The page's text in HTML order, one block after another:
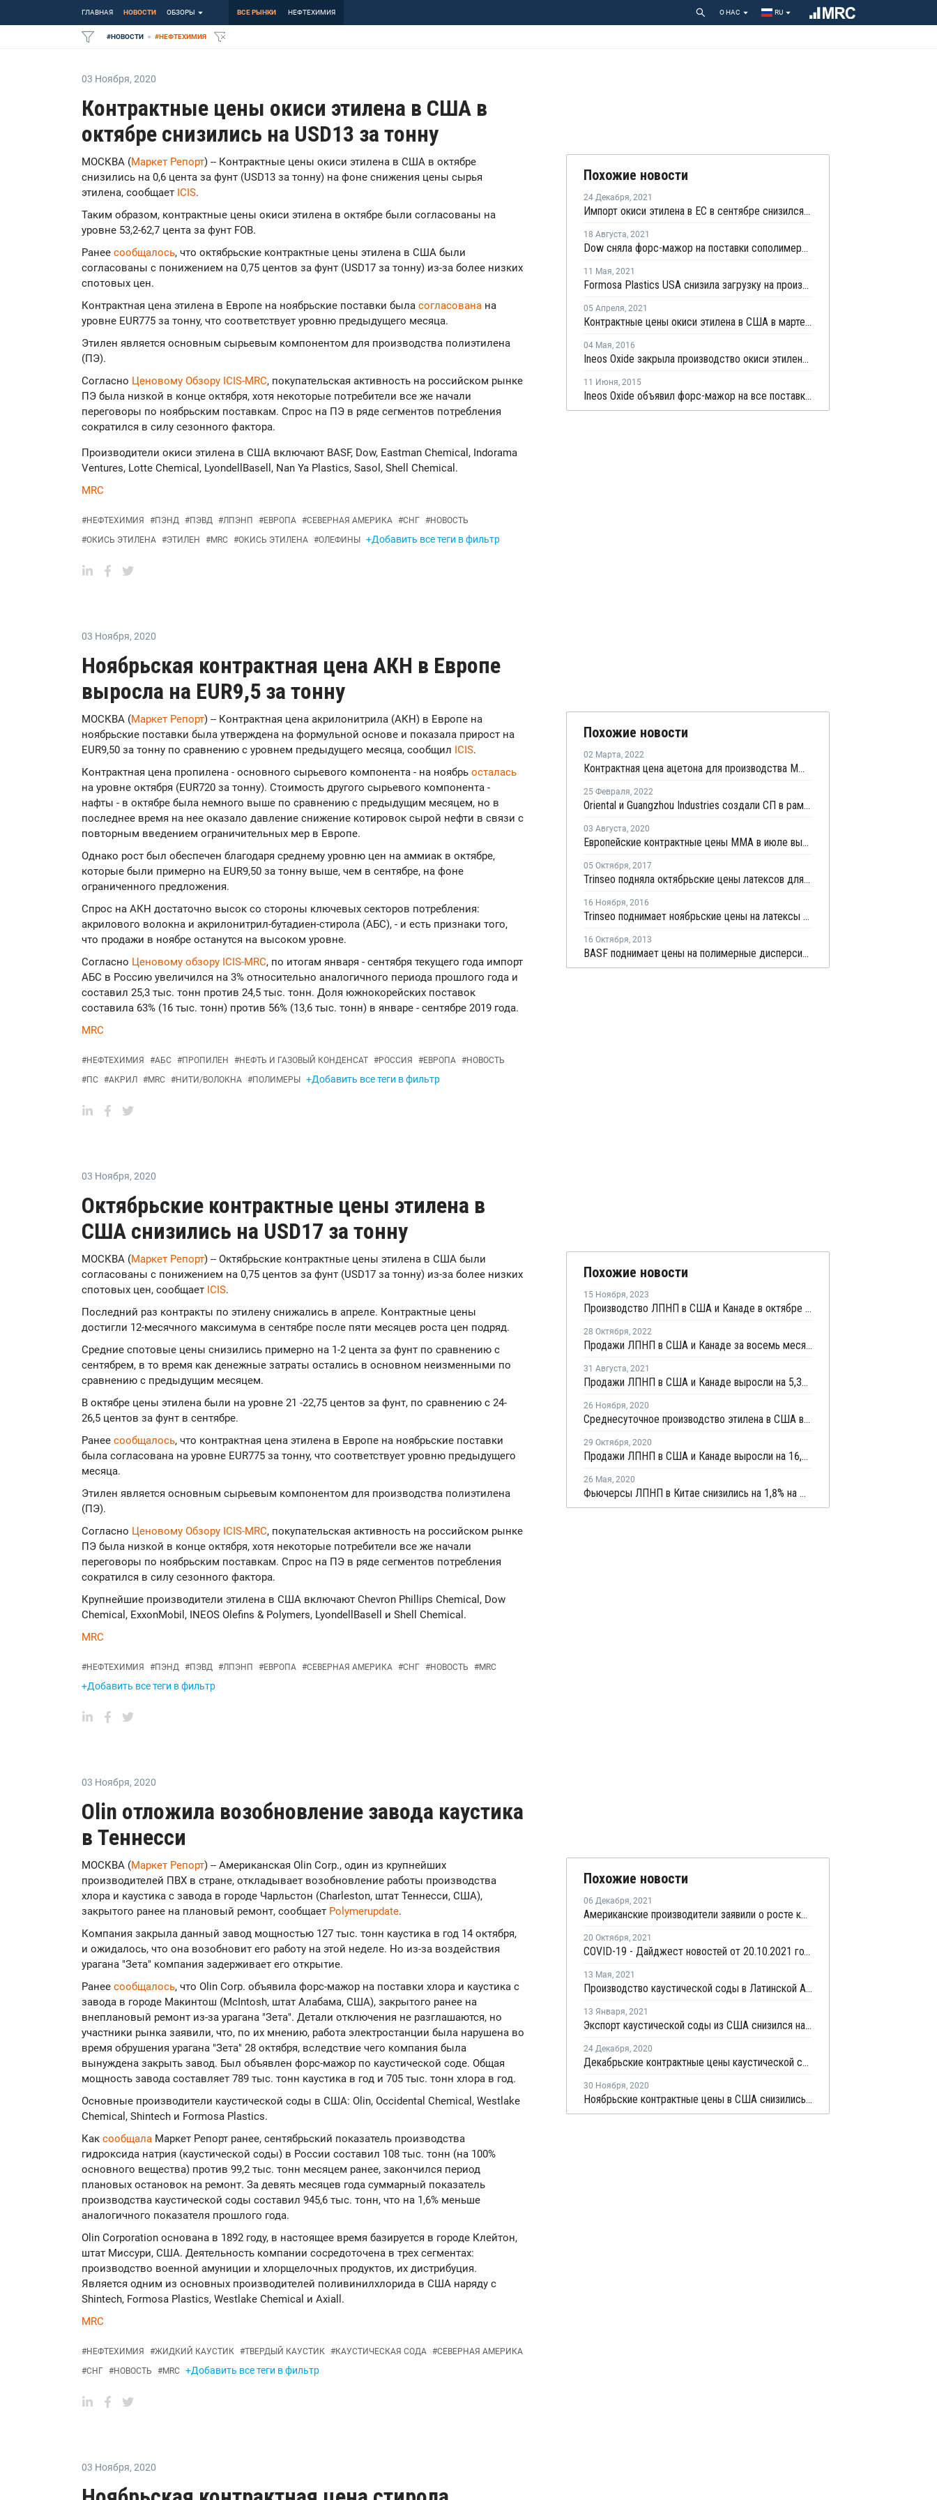
ГЛАВНАЯ НОВОСТИ ОБЗОРЫ ВСЕ РЫНКИ НЕФТЕХИМИЯ О НАС RU
#НОВОСТИ #НЕФТЕХИМИЯ
03 Ноября, 2020
Контрактные цены окиси этилена в США в
октябре снизились на USD13 за тонну
МОСКВА (Маркет Репорт) -- Контрактные цены окиси этилена в США в октябре
снизились на 0,6 цента за фунт (USD13 за тонну) на фоне снижения цены сырья
этилена, сообщает ICIS.
Таким образом, контрактные цены окиси этилена в октябре были согласованы на
уровне 53,2-62,7 цента за фунт FOB.
Ранее сообщалось, что октябрьские контрактные цены этилена в США были
согласованы с понижением на 0,75 центов за фунт (USD17 за тонну) из-за более низких
спотовых цен.
Контрактная цена этилена в Европе на ноябрьские поставки была согласована на
уровне EUR775 за тонну, что соответствует уровню предыдущего месяца.
Этилен является основным сырьевым компонентом для производства полиэтилена
(ПЭ).
Согласно Ценовому Обзору ICIS-MRC, покупательская активность на российском рынке
ПЭ была низкой в конце октября, хотя некоторые потребители все же начали
переговоры по ноябрьским поставкам. Спрос на ПЭ в ряде сегментов потребления
сократился в силу сезонного фактора.
Производители окиси этилена в США включают BASF, Dow, Eastman Chemical, Indorama
Ventures, Lotte Chemical, LyondellBasell, Nan Ya Plastics, Sasol, Shell Chemical.
MRC
#НЕФТЕХИМИЯ #ПЭНД #ПЭВД #ЛПЭНП #ЕВРОПА #СЕВЕРНАЯ АМЕРИКА #СНГ #НОВОСТЬ
#ОКИСЬ ЭТИЛЕНА #ЭТИЛЕН #MRC #ОКИСЬ ЭТИЛЕНА #ОЛЕФИНЫ +Добавить все теги в фильтр
Похожие новости
24 Декабря, 2021
Импорт окиси этилена в ЕС в сентябре снизился на 41,3%
18 Августа, 2021
Dow сняла форс-мажор на поставки сополимеров этилена в Северной Америке
11 Мая, 2021
Formosa Plastics USA снизила загрузку на производстве окиси этилена в Пойнт-Комфорте
05 Апреля, 2021
Контрактные цены окиси этилена в США в марте выросли на 10%
04 Мая, 2016
Ineos Oxide закрыла производство окиси этилена в Нидерландах на ремонт
11 Июня, 2015
Ineos Oxide объявил форс-мажор на все поставки окиси этилена в Европе
03 Ноября, 2020
Ноябрьская контрактная цена АКН в Европе
выросла на EUR9,5 за тонну
МОСКВА (Маркет Репорт) -- Контрактная цена акрилонитрила (АКН) в Европе на
ноябрьские поставки была утверждена на формульной основе и показала прирост на
EUR9,50 за тонну по сравнению с уровнем предыдущего месяца, сообщил ICIS.
Контрактная цена пропилена - основного сырьевого компонента - на ноябрь осталась
на уровне октября (EUR720 за тонну). Стоимость другого сырьевого компонента -
нафты - в октябре была немного выше по сравнению с предыдущим месяцем, но в
последнее время на нее оказало давление снижение котировок сырой нефти в связи с
повторным введением ограничительных мер в Европе.
Однако рост был обеспечен благодаря среднему уровню цен на аммиак в октябре,
которые были примерно на EUR9,50 за тонну выше, чем в сентябре, на фоне
ограниченного предложения.
Спрос на АКН достаточно высок со стороны ключевых секторов потребления:
акрилового волокна и акрилонитрил-бутадиен-стирола (АБС), - и есть признаки того,
что продажи в ноябре останутся на высоком уровне.
Согласно Ценовому обзору ICIS-MRC, по итогам января - сентября текущего года импорт
АБС в Россию увеличился на 3% относительно аналогичного периода прошлого года и
составил 25,3 тыс. тонн против 24,5 тыс. тонн. Доля южнокорейских поставок
составила 63% (16 тыс. тонн) против 56% (13,6 тыс. тонн) в январе - сентябре 2019 года.
MRC
#НЕФТЕХИМИЯ #АБС #ПРОПИЛЕН #НЕФТЬ И ГАЗОВЫЙ КОНДЕНСАТ #РОССИЯ #ЕВРОПА #НОВОСТЬ
#ПС #АКРИЛ #MRC #НИТИ/ВОЛОКНА #ПОЛИМЕРЫ +Добавить все теги в фильтр
Похожие новости
02 Марта, 2022
Контрактная цена ацетона для производства ММА в Европе выросла в марте на EUR95 за тонну
25 Февраля, 2022
Oriental и Guangzhou Industries создали СП в рамках строительства производства АКН и АБС в Китае
03 Августа, 2020
Европейские контрактные цены ММА в июле выросли на EUR30 за тонну
05 Октября, 2017
Trinseo подняла октябрьские цены латексов для стран Европы, Ближнего Востока и Африки
16 Ноября, 2016
Trinseo поднимает ноябрьские цены на латексы для Северной Америки
16 Октября, 2013
BASF поднимает цены на полимерные дисперсии, порошки и смолы
03 Ноября, 2020
Октябрьские контрактные цены этилена в
США снизились на USD17 за тонну
МОСКВА (Маркет Репорт) -- Октябрьские контрактные цены этилена в США были
согласованы с понижением на 0,75 центов за фунт (USD17 за тонну) из-за более низких
спотовых цен, сообщает ICIS.
Последний раз контракты по этилену снижались в апреле. Контрактные цены
достигли 12-месячного максимума в сентябре после пяти месяцев роста цен подряд.
Средние спотовые цены снизились примерно на 1-2 цента за фунт по сравнению с
сентябрем, в то время как денежные затраты остались в основном неизменными по
сравнению с предыдущим месяцем.
В октябре цены этилена были на уровне 21 -22,75 центов за фунт, по сравнению с 24-
26,5 центов за фунт в сентябре.
Ранее сообщалось, что контрактная цена этилена в Европе на ноябрьские поставки
была согласована на уровне EUR775 за тонну, что соответствует уровню предыдущего
месяца.
Этилен является основным сырьевым компонентом для производства полиэтилена
(ПЭ).
Согласно Ценовому Обзору ICIS-MRC, покупательская активность на российском рынке
ПЭ была низкой в конце октября, хотя некоторые потребители все же начали
переговоры по ноябрьским поставкам. Спрос на ПЭ в ряде сегментов потребления
сократился в силу сезонного фактора.
Крупнейшие производители этилена в США включают Chevron Phillips Chemical, Dow
Chemical, ExxonMobil, INEOS Olefins & Polymers, LyondellBasell и Shell Chemical.
MRC
#НЕФТЕХИМИЯ #ПЭНД #ПЭВД #ЛПЭНП #ЕВРОПА #СЕВЕРНАЯ АМЕРИКА #СНГ #НОВОСТЬ #MRC
+Добавить все теги в фильтр
Похожие новости
15 Ноября, 2023
Производство ЛПНП в США и Канаде в октябре выросло на 7%
28 Октября, 2022
Продажи ЛПНП в США и Канаде за восемь месяцев выросли на 6%
31 Августа, 2021
Продажи ЛПНП в США и Канаде выросли на 5,3% за семь месяцев
26 Ноября, 2020
Среднесуточное производство этилена в США в сентябре выросло на 8,1%
29 Октября, 2020
Продажи ЛПНП в США и Канаде выросли на 16,1% за девять месяцев
26 Мая, 2020
Фьючерсы ЛПНП в Китае снизились на 1,8% на фоне понижательных рыночных настроений
03 Ноября, 2020
Olin отложила возобновление завода каустика
в Теннесси
МОСКВА (Маркет Репорт) -- Американская Olin Corp., один из крупнейших
производителей ПВХ в стране, откладывает возобновление работы производства
хлора и каустика с завода в городе Чарльстон (Charleston, штат Теннесси, США),
закрытого ранее на плановый ремонт, сообщает Polymerupdate.
Компания закрыла данный завод мощностью 127 тыс. тонн каустика в год 14 октября,
и ожидалось, что она возобновит его работу на этой неделе. Но из-за воздействия
урагана "Зета" компания задерживает его открытие.
Ранее сообщалось, что Olin Corp. объявила форс-мажор на поставки хлора и каустика с
завода в городе Макинтош (McIntosh, штат Алабама, США), закрытого ранее на
внеплановый ремонт из-за урагана "Зета". Детали отключения не разглашаются, но
участники рынка заявили, что, по их мнению, работа электростанции была нарушена во
время обрушения урагана "Зета" 28 октября, вследствие чего компания была
вынуждена закрыть завод. Был объявлен форс-мажор по каустической соде. Общая
мощность завода составляет 789 тыс. тонн каустика в год и 705 тыс. тонн хлора в год.
Основные производители каустической соды в США: Olin, Occidental Chemical, Westlake
Chemical, Shintech и Formosa Plastics.
Как сообщала Маркет Репорт ранее, сентябрьский показатель производства
гидроксида натрия (каустической соды) в России составил 108 тыс. тонн (на 100%
основного вещества) против 99,2 тыс. тонн месяцем ранее, закончился период
плановых остановок на ремонт. За девять месяцев года суммарный показатель
производства каустической соды составил 945,6 тыс. тонн, что на 1,6% меньше
аналогичного показателя прошлого года.
Olin Corporation основана в 1892 году, в настоящее время базируется в городе Клейтон,
штат Миссури, США. Деятельность компании сосредоточена в трех сегментах:
производство военной амуниции и хлорщелочных продуктов, их дистрибуция.
Является одним из основных производителей поливинилхлорида в США наряду с
Shintech, Formosa Plastics, Westlake Chemical и Axiall.
MRC
#НЕФТЕХИМИЯ #ЖИДКИЙ КАУСТИК #ТВЕРДЫЙ КАУСТИК #КАУСТИЧЕСКАЯ СОДА #СЕВЕРНАЯ АМЕРИКА
#СНГ #НОВОСТЬ #MRC +Добавить все теги в фильтр
Похожие новости
06 Декабря, 2021
Американские производители заявили о росте контрактных цен каустика в январе
20 Октября, 2021
COVID-19 - Дайджест новостей от 20.10.2021 года
13 Мая, 2021
Производство каустической соды в Латинской Америке сталкивается с ограничениями из-за пандемии
13 Января, 2021
Экспорт каустической соды из США снизился на 17% в январе-ноябре
24 Декабря, 2020
Декабрьские контрактные цены каустической соды в США снизились на USD10 за тонну
30 Ноября, 2020
Ноябрьские контрактные цены в США снизились на USD15 за тонну
03 Ноября, 2020